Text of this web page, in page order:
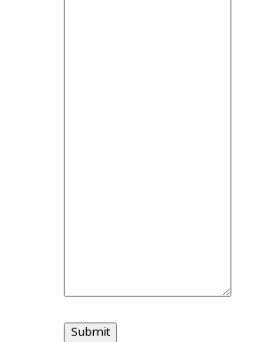
Submit